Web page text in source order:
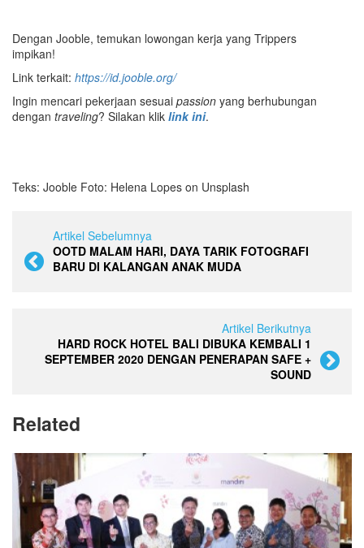
Dengan Jooble, temukan lowongan kerja yang Trippers
impikan!
Link terkait: https://id.jooble.org/
Ingin mencari pekerjaan sesuai passion yang berhubungan
dengan traveling? Silakan klik link ini.
Teks: Jooble Foto: Helena Lopes on Unsplash
Artikel Sebelumnya
OOTD MALAM HARI, DAYA TARIK FOTOGRAFI
BARU DI KALANGAN ANAK MUDA
Artikel Berikutnya
HARD ROCK HOTEL BALI DIBUKA KEMBALI 1
SEPTEMBER 2020 DENGAN PENERAPAN SAFE +
SOUND
Related